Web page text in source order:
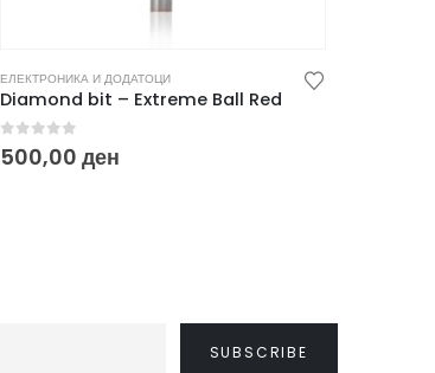
ЕЛЕКТРОНИКА И ДОДАТОЦИ
Diamond bit – Extreme Ball Red
0out of 5
500,00 ден